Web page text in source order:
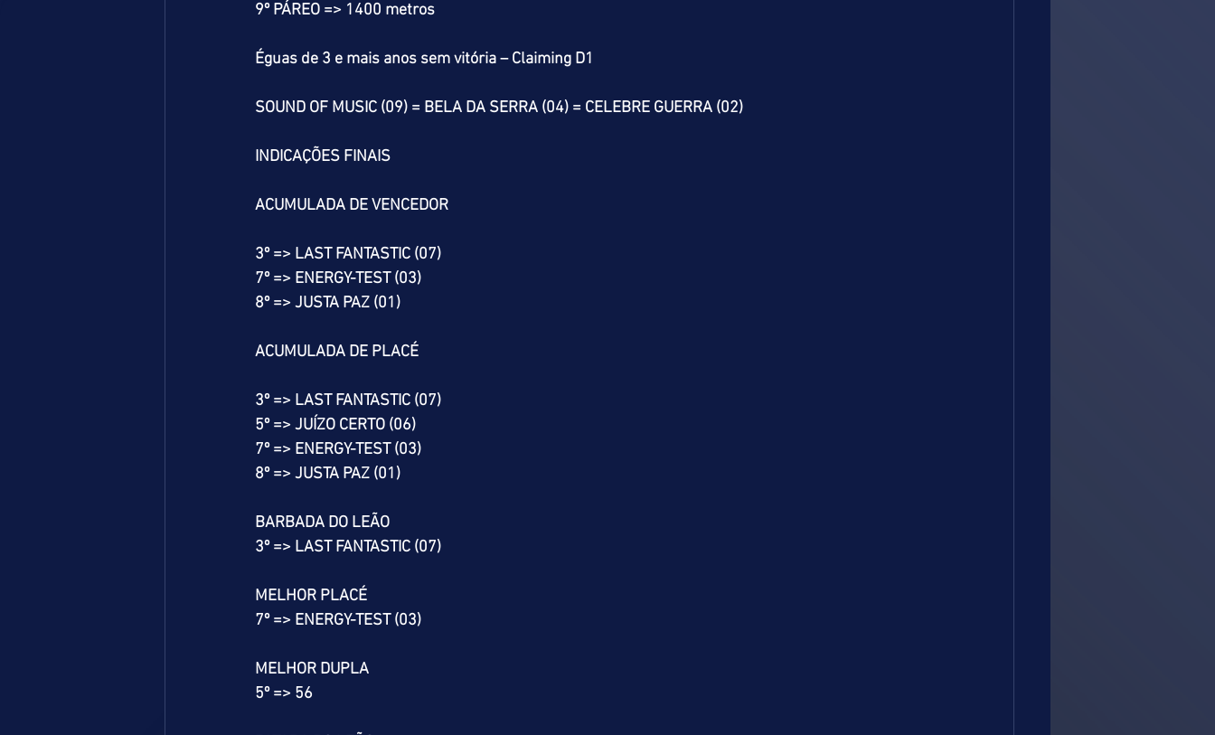
9º PÁREO => 1400 metros
Éguas de 3 e mais anos sem vitória – Claiming D1
SOUND OF MUSIC (09) = BELA DA SERRA (04) = CELEBRE GUERRA (02)
INDICAÇÕES FINAIS
ACUMULADA DE VENCEDOR
3º => LAST FANTASTIC (07)
7º => ENERGY-TEST (03)
8º => JUSTA PAZ (01)
ACUMULADA DE PLACÉ
3º => LAST FANTASTIC (07)
5º => JUÍZO CERTO (06)
7º => ENERGY-TEST (03)
8º => JUSTA PAZ (01)
BARBADA DO LEÃO
3º => LAST FANTASTIC (07)
MELHOR PLACÉ
7º => ENERGY-TEST (03)
MELHOR DUPLA
5º => 56